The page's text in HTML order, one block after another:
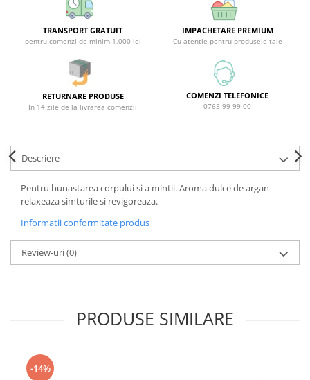
Ingrijire Personala
Ingrijire Par
Masca Par
Vopsea Par
Fixativ & Spuma Par
Ingrijire Corp
Sapun
Gel de Dus
Servetele Umede
Crema
Lotiune
Periute de Dinti
Ingrijire Copii & Bebelusi
TRANSPORT GRATUIT
pentru comenzi de minim 1,000 lei
IMPACHETARE PREMIUM
Cu atentie pentru produsele tale
RETURNARE PRODUSE
In 14 zile de la livrarea comenzii
COMENZI TELEFONICE
0765 99 99 00
Descriere
Pentru bunastarea corpului si a mintii. Aroma dulce de argan
relaxeaza simturile si revigoreaza.
Informatii conformitate produs
Review-uri(0)
PRODUSE SIMILARE
-14%